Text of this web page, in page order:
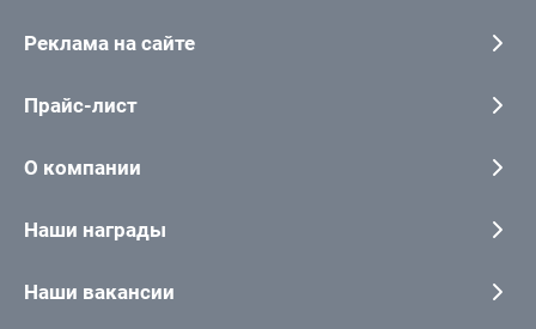
Реклама на сайте
Прайс-лист
О компании
Наши награды
Наши вакансии